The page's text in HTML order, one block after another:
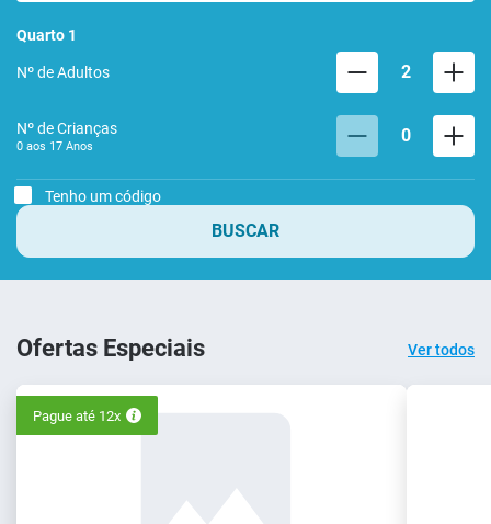
Quarto 1
Nº de Adultos 2
Nº de Crianças
0 aos 17 Anos 0
Tenho um código
BUSCAR
Ofertas Especiais Ver todos
Pague até 12x